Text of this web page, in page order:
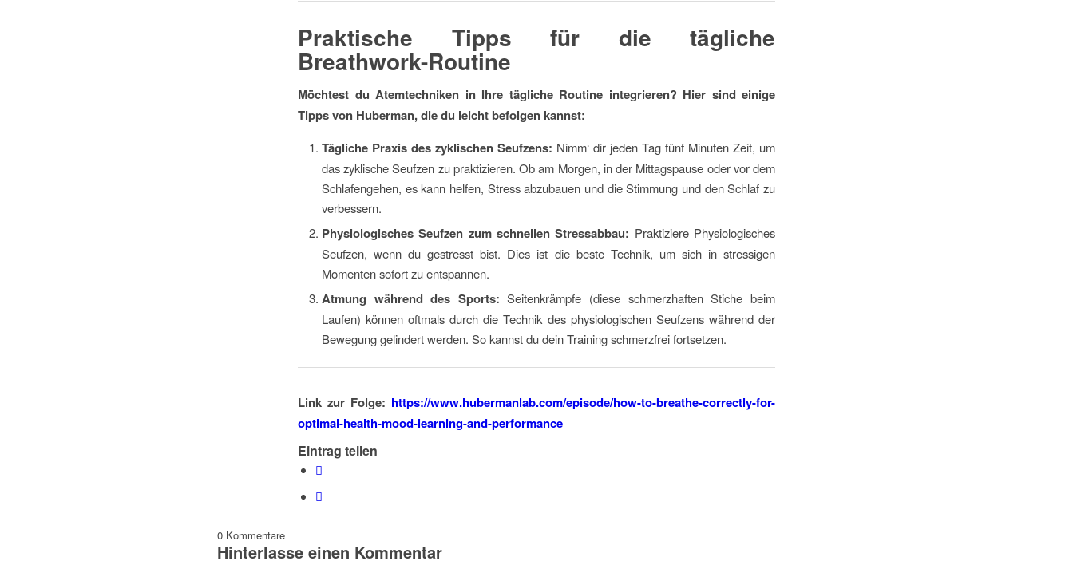
Praktische Tipps für die tägliche
Breathwork-Routine
Möchtest du Atemtechniken in Ihre tägliche Routine integrieren? Hier sind einige
Tipps von Huberman, die du leicht befolgen kannst:
Tägliche Praxis des zyklischen Seufzens: Nimm‘ dir jeden Tag fünf Minuten Zeit, um
das zyklische Seufzen zu praktizieren. Ob am Morgen, in der Mittagspause oder vor dem
Schlafengehen, es kann helfen, Stress abzubauen und die Stimmung und den Schlaf zu
verbessern.
Physiologisches Seufzen zum schnellen Stressabbau: Praktiziere Physiologisches
Seufzen, wenn du gestresst bist. Dies ist die beste Technik, um sich in stressigen
Momenten sofort zu entspannen.
Atmung während des Sports: Seitenkrämpfe (diese schmerzhaften Stiche beim
Laufen) können oftmals durch die Technik des physiologischen Seufzens während der
Bewegung gelindert werden. So kannst du dein Training schmerzfrei fortsetzen.
Link zur Folge: https://www.hubermanlab.com/episode/how-to-breathe-correctly-for-
optimal-health-mood-learning-and-performance
Eintrag teilen
0 Kommentare
Hinterlasse einen Kommentar